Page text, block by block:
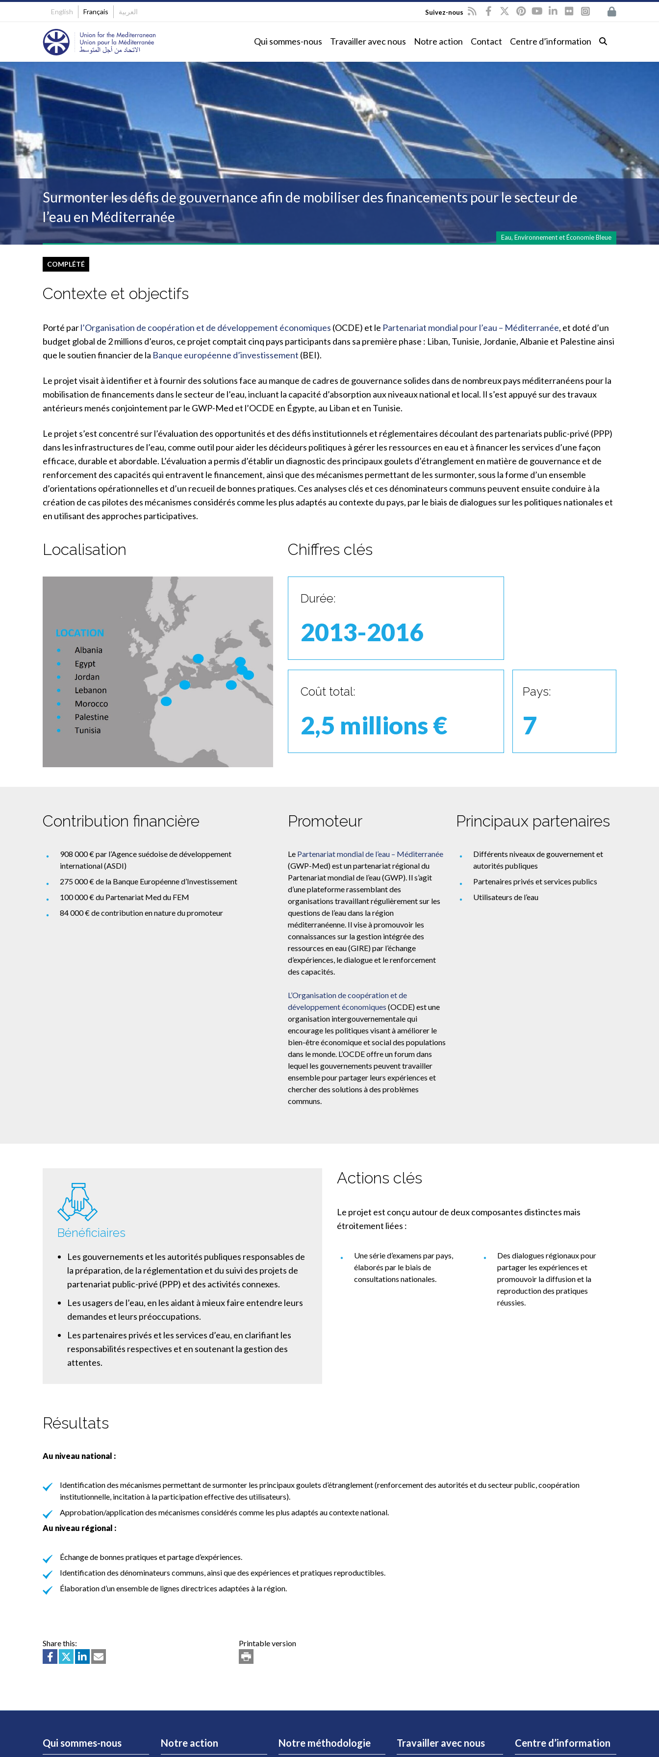
English Français العربية Suivez-nous
Qui sommes-nous Travailler avec nous Notre action Contact Centre d’information
Surmonter les défis de gouvernance afin de mobiliser des financements pour le secteur de
l’eau en Méditerranée
Eau, Environnement et Économie Bleue
COMPLÉTÉ
Contexte et objectifs
Porté parl’Organisation de coopération et de développement économiques (OCDE) et le Partenariat mondial pour l’eau – Méditerranée, et doté d’un
budget global de 2 millions d’euros, ce projet comptait cinq pays participants dans sa première phase : Liban, Tunisie, Jordanie, Albanie et Palestine ainsi
que le soutien financier de la Banque européenne d’investissement (BEI).
Le projet visait à identifier et à fournir des solutions face au manque de cadres de gouvernance solides dans de nombreux pays méditerranéens pour la
mobilisation de financements dans le secteur de l’eau, incluant la capacité d’absorption aux niveaux national et local. Il s’est appuyé sur des travaux
antérieurs menés conjointement par le GWP-Med et l’OCDE en Égypte, au Liban et en Tunisie.
Le projet s’est concentré sur l’évaluation des opportunités et des défis institutionnels et réglementaires découlant des partenariats public-privé (PPP)
dans les infrastructures de l’eau, comme outil pour aider les décideurs politiques à gérer les ressources en eau et à financer les services d’une façon
efficace, durable et abordable. L’évaluation a permis d’établir un diagnostic des principaux goulets d’étranglement en matière de gouvernance et de
renforcement des capacités qui entravent le financement, ainsi que des mécanismes permettant de les surmonter, sous la forme d’un ensemble
d’orientations opérationnelles et d’un recueil de bonnes pratiques. Ces analyses clés et ces dénominateurs communs peuvent ensuite conduire à la
création de cas pilotes des mécanismes considérés comme les plus adaptés au contexte du pays, par le biais de dialogues sur les politiques nationales et
en utilisant des approches participatives.
Localisation Chiffres clés
Durée:
2013-2016
Coût total:
2,5 millions €
Pays:
7
Contribution financière
908 000 € par l’Agence suédoise de développement
international (ASDI)
275 000 € de la Banque Européenne d’Investissement
100 000 € du Partenariat Med du FEM
84 000 € de contribution en nature du promoteur
Promoteur
Le Partenariat mondial de l’eau – Méditerranée
(GWP-Med) est un partenariat régional du
Partenariat mondial de l’eau (GWP). Il s’agit
d’une plateforme rassemblant des
organisations travaillant régulièrement sur les
questions de l’eau dans la région
méditerranéenne. Il vise à promouvoir les
connaissances sur la gestion intégrée des
ressources en eau (GIRE) par l’échange
d’expériences, le dialogue et le renforcement
des capacités.
L’Organisation de coopération et de
développement économiques (OCDE) est une
organisation intergouvernementale qui
encourage les politiques visant à améliorer le
bien-être économique et social des populations
dans le monde. L’OCDE offre un forum dans
lequel les gouvernements peuvent travailler
ensemble pour partager leurs expériences et
chercher des solutions à des problèmes
communs.
Principaux partenaires
Différents niveaux de gouvernement et
autorités publiques
Partenaires privés et services publics
Utilisateurs de l’eau
Bénéficiaires
Les gouvernements et les autorités publiques responsables de
la préparation, de la réglementation et du suivi des projets de
partenariat public-privé (PPP) et des activités connexes.
Les usagers de l’eau, en les aidant à mieux faire entendre leurs
demandes et leurs préoccupations.
Les partenaires privés et les services d’eau, en clarifiant les
responsabilités respectives et en soutenant la gestion des
attentes.
Actions clés
Le projet est conçu autour de deux composantes distinctes mais
étroitement liées :
Une série d’examens par pays,
élaborés par le biais de
consultations nationales.
Des dialogues régionaux pour
partager les expériences et
promouvoir la diffusion et la
reproduction des pratiques
réussies.
Résultats
Au niveau national :
Identification des mécanismes permettant de surmonter les principaux goulets d’étranglement (renforcement des autorités et du secteur public, coopération
institutionnelle, incitation à la participation effective des utilisateurs).
Approbation/application des mécanismes considérés comme les plus adaptés au contexte national.
Au niveau régional :
Échange de bonnes pratiques et partage d’expériences.
Identification des dénominateurs communs, ainsi que des expériences et pratiques reproductibles.
Élaboration d’un ensemble de lignes directrices adaptées à la région.
Share this: Printable version
Qui sommes-nous Notre action Notre méthodologie Travailler avec nous Centre d’information